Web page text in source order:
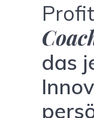
das